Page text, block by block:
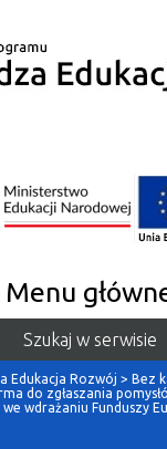
Menu
Szukaj w serwisie
Edukacja Rozwój > Bez
do zgłaszania
wdrażaniu Funduszy